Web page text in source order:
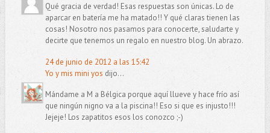
Qué gracia de verdad! Esas respuestas son únicas. Lo de
aparcar en batería me ha matado!! Y qué claras tienen las
cosas! Nosotro nos pasamos para conocerte, saludarte y
decirte que tenemos un regalo en nuestro blog. Un abrazo.
24 de junio de 2012 a las 15:42
Yo y mis mini yos dijo...
Mándame a M a Bélgica porque aquí llueve y hace frío así
que ningún nigno va a la piscina!! Eso si que es injusto!!!
Jejeje! Los zapatitos esos los conozco ;-)